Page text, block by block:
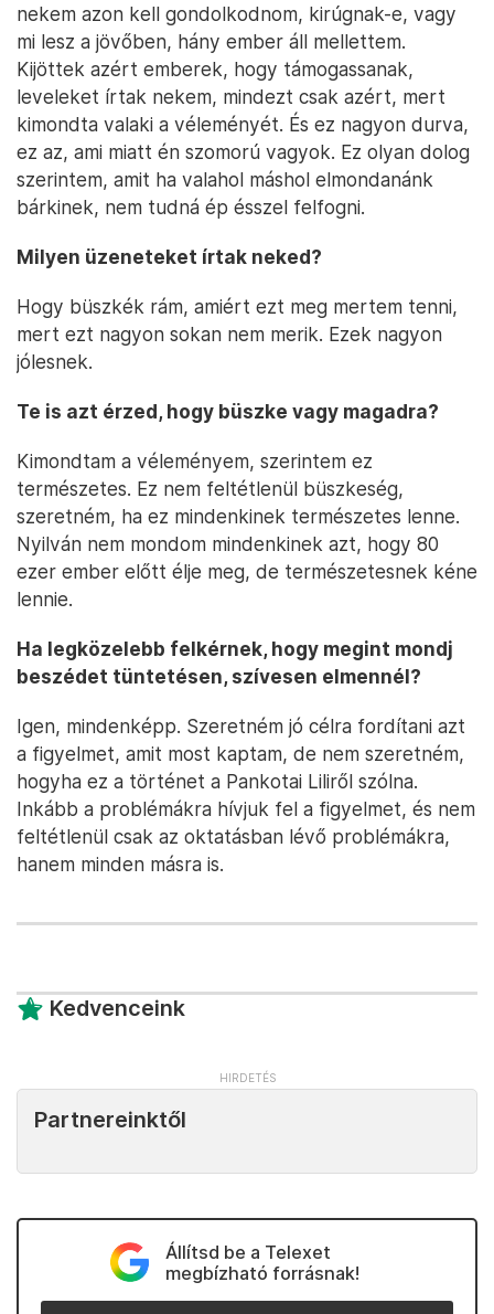
nekem azon kell gondolkodnom, kirúgnak-e, vagy
mi lesz a jövőben, hány ember áll mellettem.
Kijöttek azért emberek, hogy támogassanak,
leveleket írtak nekem, mindezt csak azért, mert
kimondta valaki a véleményét. És ez nagyon durva,
ez az, ami miatt én szomorú vagyok. Ez olyan dolog
szerintem, amit ha valahol máshol elmondanánk
bárkinek, nem tudná ép ésszel felfogni.
Milyen üzeneteket írtak neked?
Hogy büszkék rám, amiért ezt meg mertem tenni,
mert ezt nagyon sokan nem merik. Ezek nagyon
jólesnek.
Te is azt érzed, hogy büszke vagy magadra?
Kimondtam a véleményem, szerintem ez
természetes. Ez nem feltétlenül büszkeség,
szeretném, ha ez mindenkinek természetes lenne.
Nyilván nem mondom mindenkinek azt, hogy 80
ezer ember előtt élje meg, de természetesnek kéne
lennie.
Ha legközelebb felkérnek, hogy megint mondj
beszédet tüntetésen, szívesen elmennél?
Igen, mindenképp. Szeretném jó célra fordítani azt
a figyelmet, amit most kaptam, de nem szeretném,
hogyha ez a történet a Pankotai Liliről szólna.
Inkább a problémákra hívjuk fel a figyelmet, és nem
feltétlenül csak az oktatásban lévő problémákra,
hanem minden másra is.
Kedvenceink
Partnereinktől
Állítsd be a Telexet
megbízható forrásnak!